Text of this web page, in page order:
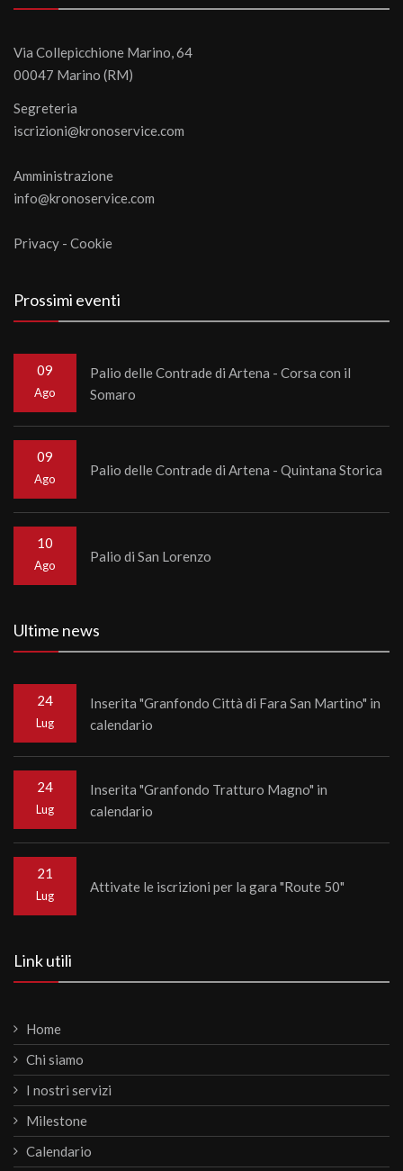
Via Collepicchione Marino, 64
00047 Marino (RM)
Segreteria
iscrizioni@kronoservice.com
Amministrazione
info@kronoservice.com
Privacy - Cookie
Prossimi eventi
09
Ago
Palio delle Contrade di Artena - Corsa con il
Somaro
09
Ago
Palio delle Contrade di Artena - Quintana Storica
10
Ago
Palio di San Lorenzo
Ultime news
24
Lug
Inserita "Granfondo Città di Fara San Martino" in
calendario
24
Lug
Inserita "Granfondo Tratturo Magno" in
calendario
21
Lug
Attivate le iscrizioni per la gara "Route 50"
Link utili
Home
Chi siamo
I nostri servizi
Milestone
Calendario